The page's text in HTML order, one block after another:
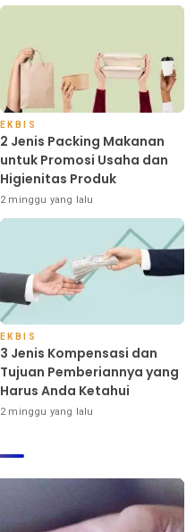
EKBIS
2 Jenis Packing Makanan
untuk Promosi Usaha dan
Higienitas Produk
2 minggu yang lalu
EKBIS
3 Jenis Kompensasi dan
Tujuan Pemberiannya yang
Harus Anda Ketahui
2 minggu yang lalu